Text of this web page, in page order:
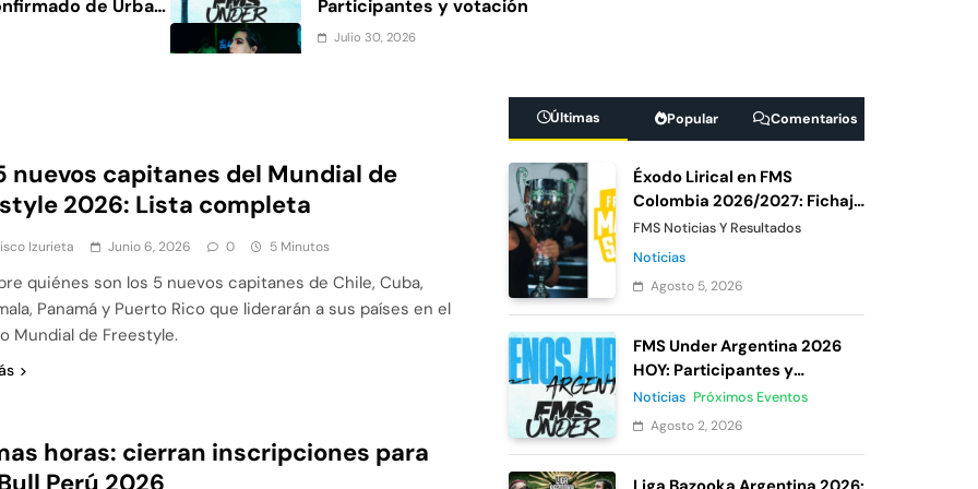
de Urban
Participantes y votación
Julio 30, 2026
extraplayer a participante oficial
Under México
votación oficial
Saturno lidera a horas del cierre de
nuevos capitanes del Mundial de
2026: Lista completa
Izurieta Junio 6, 2026 0 5 Minutos
quiénes son los 5 nuevos capitanes de Chile, Cuba,
Panamá y Puerto Rico que liderarán a sus países en el
Mundial de Freestyle.
horas: cierran inscripciones para
Últimas Popular Comentarios
Éxodo Lirical en FMS
Colombia 2026/2027: Fichaje
confirmado de Urban
Roosters
FMS Noticias Y Resultados
Noticias
Agosto 5, 2026
FMS Under Argentina 2026
HOY: Participantes y
votación
Noticias Próximos Eventos
Agosto 2, 2026